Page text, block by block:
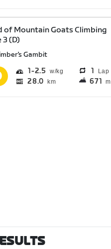
of Mountain Goats Climbing
3 (D)
Gambit
1 2.5 1 Lap
28.0 km 671 m